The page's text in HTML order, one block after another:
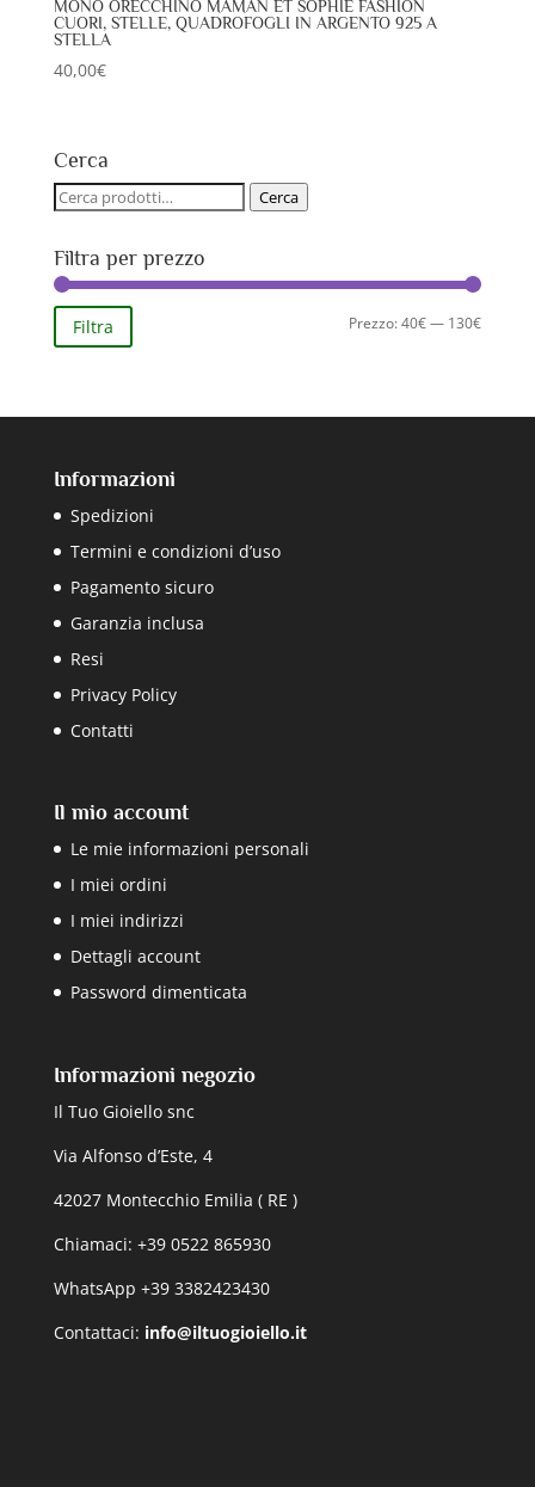
MONO ORECCHINO MAMAN ET SOPHIE FASHION
CUORI, STELLE, QUADROFOGLI IN ARGENTO 925 A
STELLA
40,00€
Cerca
Cerca: Cerca
Filtra per prezzo
Prezzo
Prezzo
Filtra Prezzo:40€— 130€
Informazioni
Spedizioni
Termini e condizioni d’uso
Pagamento sicuro
Garanzia inclusa
Resi
Privacy Policy
Contatti
Il mio account
Le mie informazioni personali
I miei ordini
I miei indirizzi
Dettagli account
Password dimenticata
Informazioni negozio
Il Tuo Gioiello snc
Via Alfonso d’Este, 4
42027 Montecchio Emilia ( RE )
Chiamaci: +39 0522 865930
WhatsApp +39 3382423430
Contattaci: info@iltuogioiello.it